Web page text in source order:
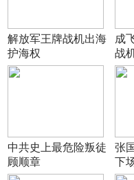
解放军王牌战机出海
护海权
成
战
中共史上最危险叛徒
顾顺章
张
下